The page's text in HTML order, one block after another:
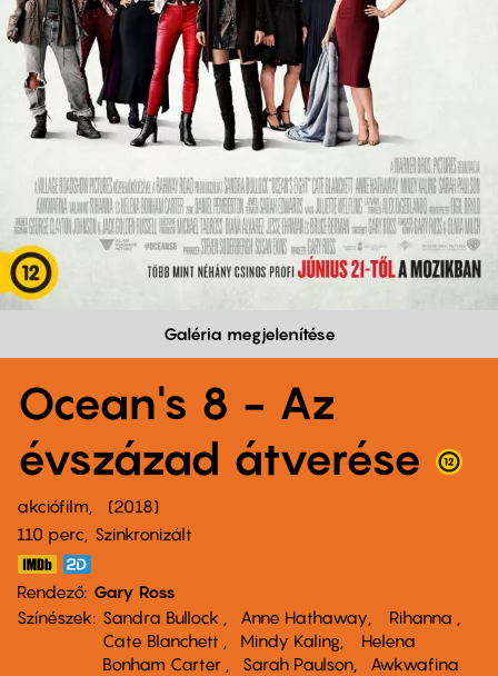
Galéria megjelenítése
Ocean's 8 - Az
évszázad átverése
akciófilm
2018
110 perc,
Szinkronizált
Rendező Gary Ross
Színészek
Sandra Bullock Anne Hathaway
Rihanna
Cate Blanchett
Mindy Kaling
Helena
Bonham Carter
Sarah Paulson Awkwafina